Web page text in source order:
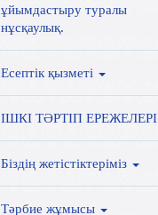
ұйымдастыру туралы
нұсқаулық.
Есептік қызметі
ІШКІ ТӘРТІП ЕРЕЖЕЛЕРІ
Біздің жетістіктеріміз
Тәрбие жұмысы